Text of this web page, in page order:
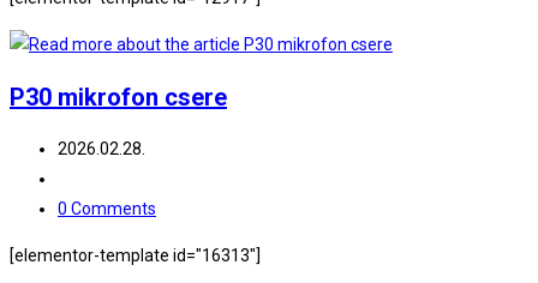
P30 mikrofon csere
Post
2026.02.28.
category:
Post
0 Comments
[elementor-template id="16313"]